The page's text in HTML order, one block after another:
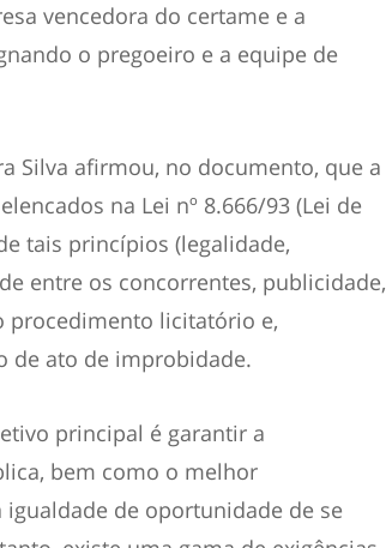
vencedora do certame e a
o pregoeiro e a equipe de
Silva afirmou, no documento, que a
na Lei nº 8.666/93 (Lei de
tais princípios (legalidade,
entre os concorrentes, publicidade,
procedimento licitatório e,
de ato de improbidade.
principal é garantir a
bem como o melhor
de oportunidade de se